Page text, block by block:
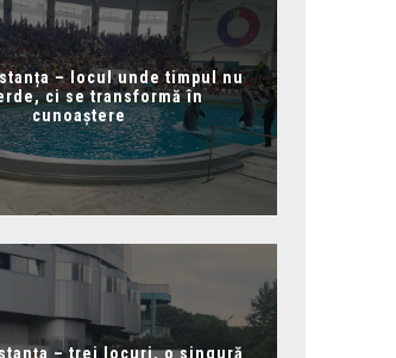
– locul unde timpul nu
ci se transformă în
cunoaștere
– trei locuri, o singură